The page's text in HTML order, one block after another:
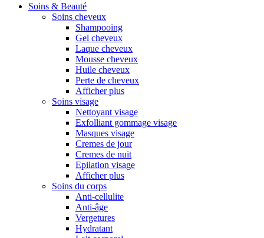
Soins & Beauté
Soins cheveux
Shampooing
Gel cheveux
Laque cheveux
Mousse cheveux
Huile cheveux
Perte de cheveux
Afficher plus
Soins visage
Nettoyant visage
Exfolliant gommage visage
Masques visage
Cremes de jour
Cremes de nuit
Epilation visage
Afficher plus
Soins du corps
Anti-cellulite
Anti-âge
Vergetures
Hydratant